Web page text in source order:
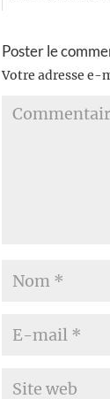
Poster le
Votre adresse e-